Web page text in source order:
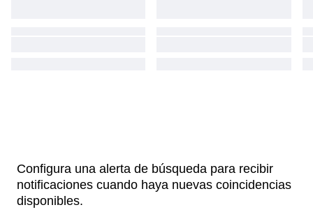
Configura una alerta de búsqueda para recibir
notificaciones cuando haya nuevas coincidencias
disponibles.